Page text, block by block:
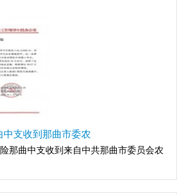
支收到那曲市委农
那曲中支收到来自中共那曲市委员会农